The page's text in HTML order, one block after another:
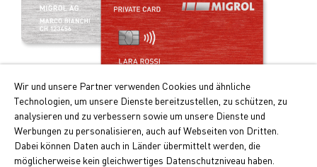
Ihre Vorteile auf einen Blick:
Wir und unsere Partner verwenden Cookies und ähnliche
Technologien, um unsere Dienste bereitzustellen, zu schützen, zu
analysieren und zu verbessern sowie um unsere Dienste und
Werbungen zu personalisieren, auch auf Webseiten von Dritten.
Dabei können Daten auch in Länder übermittelt werden, die
möglicherweise kein gleichwertiges Datenschutzniveau haben.